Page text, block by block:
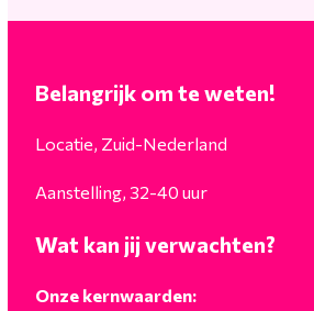
Belangrijk om te weten!
Locatie, Zuid-Nederland
Aanstelling, 32-40 uur
Wat kan jij verwachten?
Onze kernwaarden: